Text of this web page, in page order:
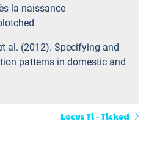
la naissance
al. (2012). Specifying and
patterns in domestic and
Locus Ti - Ticked